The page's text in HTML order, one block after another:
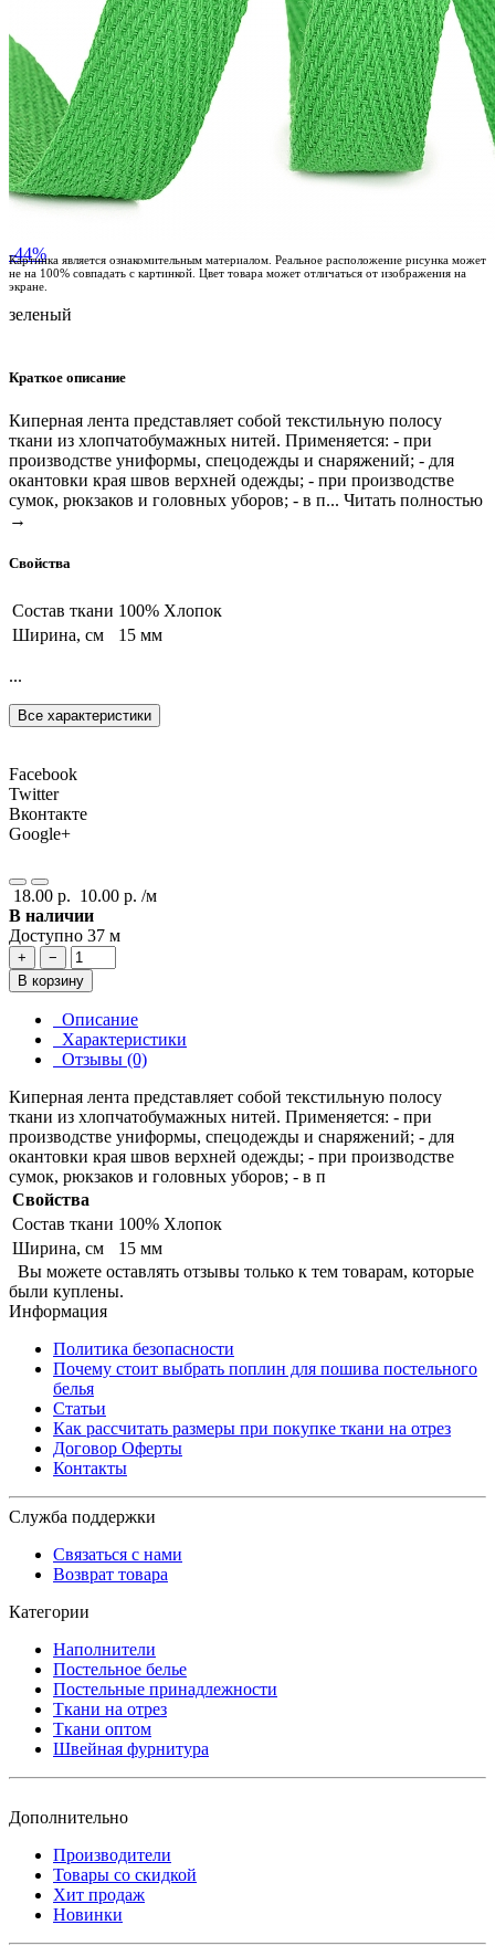
-44%
Картинка является ознакомительным материалом. Реальное расположение рисунка может
не на 100% совпадать с картинкой. Цвет товара может отличаться от изображения на
экране.
зеленый
Краткое описание
Киперная лента представляет собой текстильную полосу
ткани из хлопчатобумажных нитей. Применяется: - при
производстве униформы, спецодежды и снаряжений; - для
окантовки края швов верхней одежды; - при производстве
сумок, рюкзаков и головных уборов; - в п... Читать полностью
→
Свойства
Состав ткани 100% Хлопок
Ширина, см
15 мм
...
Все характеристики
Facebook
Twitter
Вконтакте
Google+
18.00 р. 10.00 р. /м
В наличии
Доступно 37 м
+
−
В корзину
Описание
Характеристики
Отзывы (0)
Киперная лента представляет собой текстильную полосу
ткани из хлопчатобумажных нитей. Применяется: - при
производстве униформы, спецодежды и снаряжений; - для
окантовки края швов верхней одежды; - при производстве
сумок, рюкзаков и головных уборов; - в п
Свойства
Состав ткани 100% Хлопок
Ширина, см
15 мм
Вы можете оставлять отзывы только к тем товарам, которые
были куплены.
Информация
Политика безопасности
Почему стоит выбрать поплин для пошива постельного
белья
Статьи
Как рассчитать размеры при покупке ткани на отрез
Договор Оферты
Контакты
Служба поддержки
Связаться с нами
Возврат товара
Категории
Наполнители
Постельное белье
Постельные принадлежности
Ткани на отрез
Ткани оптом
Швейная фурнитура
Дополнительно
Производители
Товары со скидкой
Хит продаж
Новинки